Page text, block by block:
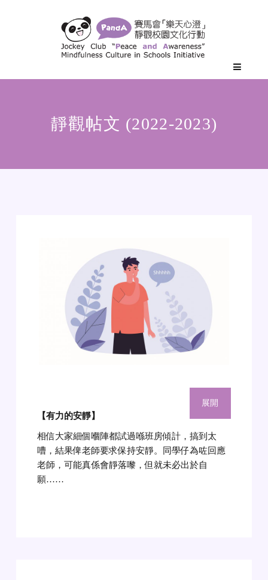
靜觀帖文 (2022-2023)
【有力的安靜】
相信大家細個嗰陣都試過喺班房傾計，搞到太
嘈，結果俾老師要求保持安靜。同學仔為咗回應
老師，可能真係會靜落嚟，但就未必出於自
願……
展開